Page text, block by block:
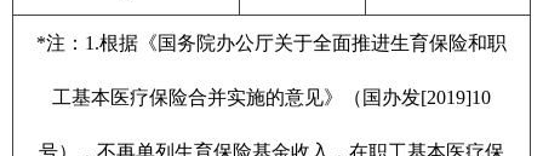
*注：1.根据《国务院办公厅关于全面推进生育保险和职
工基本医疗保险合并实施的意见》（国办发[2019]10